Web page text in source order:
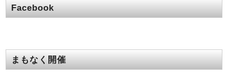
Facebook
まもなく開催